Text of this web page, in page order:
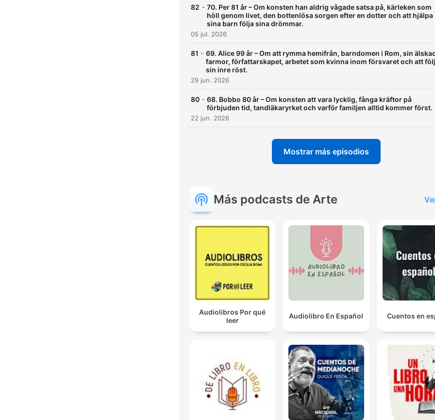
00:57:56 Reflektioner över förlorade minnen
01:00:25
01:01:32 Vikten av mänsklig kontakt
Destacados
00:07:37 · Arne beskriver den tragiska händelsen när hans mor
Det handlar egentligen om två stycken spår. Antingen
skattesänkningar och stimulanser för de som vill jobba
00:20:07 · Sandra Liljenberg sammanfattar de huvudsakliga
politiska skiljelinjerna gällande äldres ekonomi.
Det är som du säger, i grund och botten så är ju en
Bonum-lägenhet en helt vanlig bostadsrätt som just är
förberedd för när livet förändras.
för seniorboenden.
Man får vara tacksam och säga tack gode Gud för
få uppleva den här dagen också.
00:56:45 · Arne uttrycker sin inställning till livet och döden
genom att betona vikten av tacksamhet.
82 - 70. Per 81 år – Om konsten han aldrig vågade satsa på, kärleken som
höll genom livet, den bottenlösa sorgen efter en dotter och att hjälpa
sina barn följa sina drömmar.
05 jul. 2026
81 - 69. Alice 99 år – Om att rymma hemifrån, barndomen i Rom, sin
farmor, författarskapet, arbetet som kvinna inom försvaret och att
sin inre röst.
29 jun. 2026
80 - 68. Bobbo 80 år – Om konsten att vara lycklig, fånga kräftor på
förbjuden tid, tandläkaryrket och varför familjen alltid kommer först.
22 jun. 2026
Mostrar más episodios
Más podcasts de Arte
Audiolibros Por qué
leer
Audiolibro En Español Cuentos en